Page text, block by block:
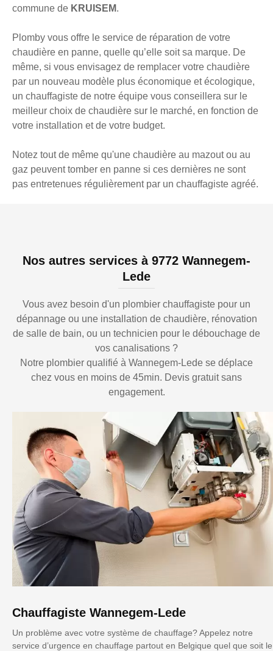
commune de KRUISEM.
Plomby vous offre le service de réparation de votre
chaudière en panne, quelle qu’elle soit sa marque. De
même, si vous envisagez de remplacer votre chaudière
par un nouveau modèle plus économique et écologique,
un chauffagiste de notre équipe vous conseillera sur le
meilleur choix de chaudière sur le marché, en fonction de
votre installation et de votre budget.
Notez tout de même qu'une chaudière au mazout ou au
gaz peuvent tomber en panne si ces dernières ne sont
pas entretenues régulièrement par un chauffagiste agréé.
Nos autres services à 9772 Wannegem-
Lede
Vous avez besoin d'un plombier chauffagiste pour un
dépannage ou une installation de chaudière, rénovation
de salle de bain, ou un technicien pour le débouchage de
vos canalisations ?
Notre plombier qualifié à Wannegem-Lede se déplace
chez vous en moins de 45min. Devis gratuit sans
engagement.
Chauffagiste Wannegem-Lede
Un problème avec votre système de chauffage? Appelez notre
service d’urgence en chauffage partout en Belgique quel que soit le